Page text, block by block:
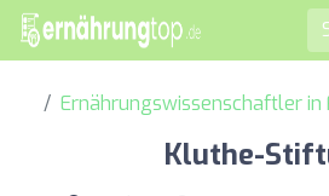
Ernährungswissenschaftler in
Kluthe-